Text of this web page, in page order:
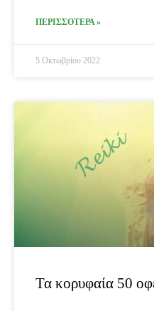
ΠΕΡΙΣΣΟΤΕΡΑ »
5 Οκτωβρίου 2022
Τα κορυφαία 50